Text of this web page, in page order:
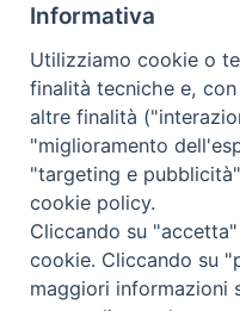
Ufficio Comunicazioni
Piazza Giovene 4 –
SEGUICI SU
Facebook
Instagram
X YouTube
Feed
Informativa
Utilizziamo cookie o
finalità tecniche e,
altre finalità
"miglioramento
"targeting e
cookie policy.
Cliccando su
cookie. Cliccando su
maggiori informazioni